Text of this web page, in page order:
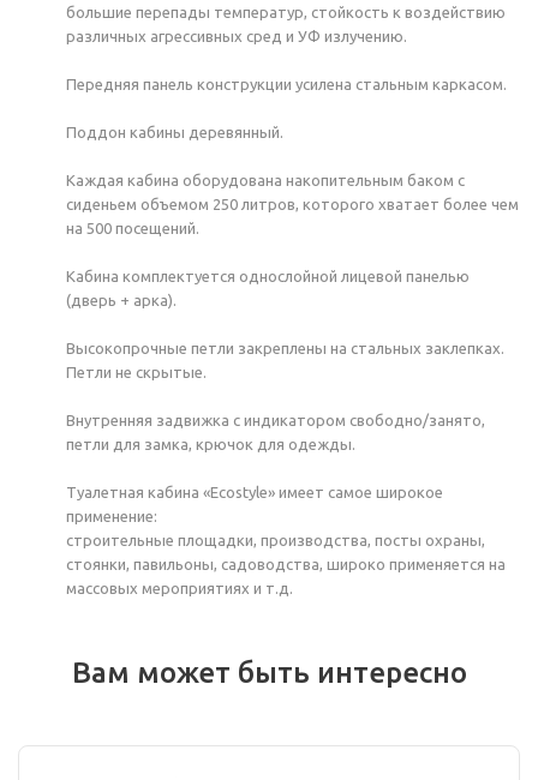
большие перепады температур, стойкость к воздействию
различных агрессивных сред и УФ излучению.
Передняя панель конструкции усилена стальным каркасом.
Поддон кабины деревянный.
Каждая кабина оборудована накопительным баком с
сиденьем объемом 250 литров, которого хватает более чем
на 500 посещений.
Кабина комплектуется однослойной лицевой панелью
(дверь + арка).
Высокопрочные петли закреплены на стальных заклепках.
Петли не скрытые.
Внутренняя задвижка с индикатором свободно/занято,
петли для замка, крючок для одежды.
Туалетная кабина «Ecostyle» имеет самое широкое
применение:
строительные площадки, производства, посты охраны,
стоянки, павильоны, садоводства, широко применяется на
массовых мероприятиях и т.д.
Вам может быть интересно